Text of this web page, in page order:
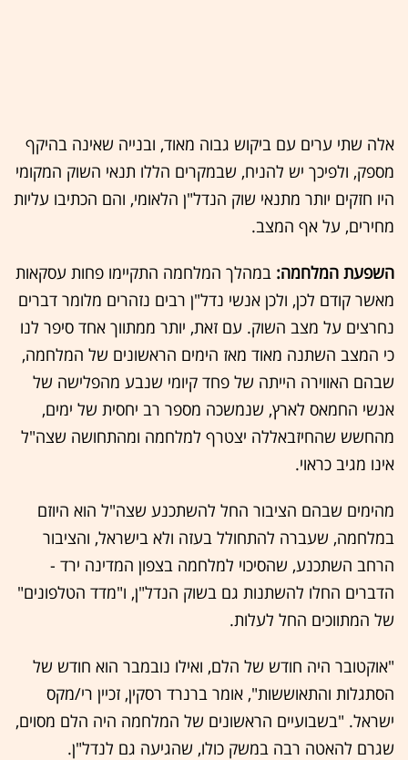
אלה שתי ערים עם ביקוש גבוה מאוד, ובנייה שאינה בהיקף
מספק, ולפיכך יש להניח, שבמקרים הללו תנאי השוק המקומי
היו חזקים יותר מתנאי שוק הנדל"ן הלאומי, והם הכתיבו עליות
מחירים, על אף המצב.
השפעת המלחמה: במהלך המלחמה התקיימו פחות עסקאות
מאשר קודם לכן, ולכן אנשי נדל"ן רבים נזהרים מלומר דברים
נחרצים על מצב השוק. עם זאת, יותר ממתווך אחד סיפר לנו
כי המצב השתנה מאוד מאז הימים הראשונים של המלחמה,
שבהם האווירה הייתה של פחד קיומי שנבע מהפלישה של
אנשי החמאס לארץ, שנמשכה מספר רב יחסית של ימים,
מהחשש שהחיזבאללה יצטרף למלחמה ומהתחושה שצה"ל
אינו מגיב כראוי.
מהימים שבהם הציבור החל להשתכנע שצה"ל הוא היוזם
במלחמה, שעברה להתחולל בעזה ולא בישראל, והציבור
הרחב השתכנע, שהסיכוי למלחמה בצפון המדינה ירד -
הדברים החלו להשתנות גם בשוק הנדל"ן, ו"מדד הטלפונים"
של המתווכים החל לעלות.
"אוקטובר היה חודש של הלם, ואילו נובמבר הוא חודש של
הסתגלות והתאוששות", אומר ברנרד רסקין, זכיין רי/מקס
ישראל. "בשבועיים הראשונים של המלחמה היה הלם מסוים,
שגרם להאטה רבה במשק כולו, שהגיעה גם לנדל"ן.